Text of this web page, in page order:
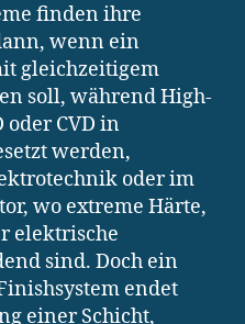
finden ihre
wenn ein
gleichzeitigem
soll, während High-
oder CVD in
werden,
oder im
wo extreme Härte,
elektrische
sind. Doch ein
endet
einer Schicht,